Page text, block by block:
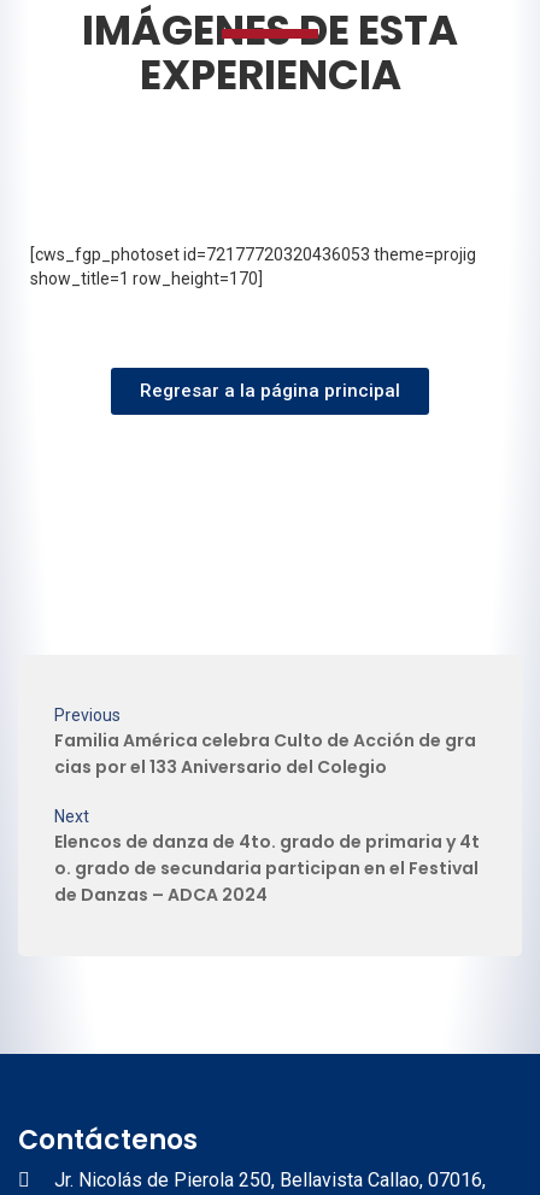
IMÁGENES DE ESTA
EXPERIENCIA
[cws_fgp_photoset id=72177720320436053 theme=projig
show_title=1 row_height=170]
Regresar a la página principal
Previous
Familia América celebra Culto de Acción de gra
cias por el 133 Aniversario del Colegio
Next
Elencos de danza de 4to. grado de primaria y 4t
o. grado de secundaria participan en el Festival
de Danzas – ADCA 2024
Contáctenos
Jr. Nicolás de Pierola 250, Bellavista Callao, 07016,